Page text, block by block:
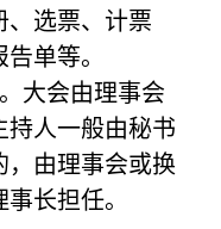
、选票、计票
单等。
大会由理事会
持人一般由秘书
，由理事会或换
长担任。